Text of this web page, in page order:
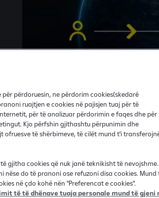
përdoruesin, ne përdorim cookies(skedarë
ruajtjen e cookies në pajisjen tuaj për të
për të analizuar përdorimin e faqes dhe për
Kjo përfshin gjithashtu përpunimin dhe
të shërbimeve, të cilët mund t'i
gjitha cookies që nuk janë teknikisht të nevojshme.
nëse do të pranoni ose refuzoni disa cookies. Mund
në çdo kohë nën "Preferencat e cookies".
të të dhënave tuaja personale mund të gjeni